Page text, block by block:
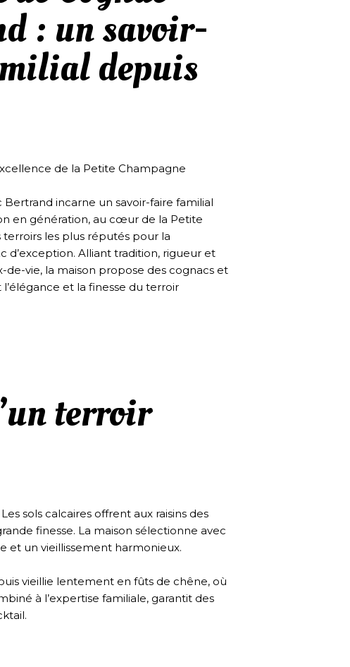
: un savoir-
depuis
de la Petite Champagne
Bertrand incarne un savoir-faire familial
en génération, au cœur de la Petite
terroirs les plus réputés pour la
d’exception. Alliant tradition, rigueur et
de-vie, la maison propose des cognacs et
et la finesse du terroir
terroir
sols calcaires offrent aux raisins des
finesse. La maison sélectionne avec
et un vieillissement harmonieux.
vieillie lentement en fûts de chêne, où
à l’expertise familiale, garantit des